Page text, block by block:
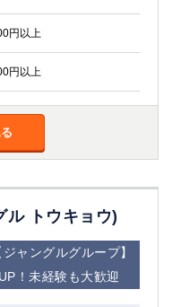
円以上
円以上
トウキョウ)
ャングルグループ】
！未経験も大歓迎